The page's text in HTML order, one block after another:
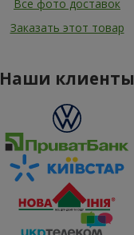
Все фото доставок
Заказать этот товар
Наши клиенты